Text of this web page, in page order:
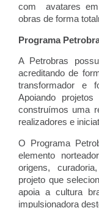
com  avatares
obras de forma
Programa
A Petrobras
acreditando de
transformador e
Apoiando
construímos uma
realizadores e
O Programa
elemento
origens,
projeto que
apoia a cultura
impulsionadora